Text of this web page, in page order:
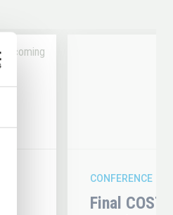
Upcoming
CONFERENCE
Final